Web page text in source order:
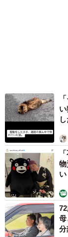
フ